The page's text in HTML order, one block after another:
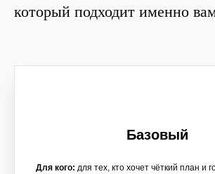
который подходит именно
Базовый
Для кого: для тех, кто хочет чёткий план и